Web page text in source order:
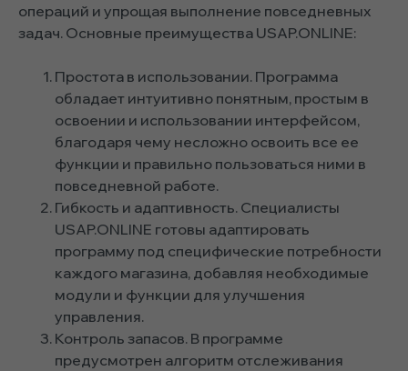
операций и упрощая выполнение повседневных
задач. Основные преимущества USAP.ONLINE:
Простота в использовании. Программа
обладает интуитивно понятным, простым в
освоении и использовании интерфейсом,
благодаря чему несложно освоить все ее
функции и правильно пользоваться ними в
повседневной работе.
Гибкость и адаптивность. Специалисты
USAP.ONLINE готовы адаптировать
программу под специфические потребности
каждого магазина, добавляя необходимые
модули и функции для улучшения
управления.
Контроль запасов. В программе
предусмотрен алгоритм отслеживания